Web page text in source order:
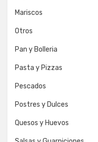
Mariscos
Otros
Pan y Bolleria
Pasta y Pizzas
Pescados
Postres y Dulces
Quesos y Huevos